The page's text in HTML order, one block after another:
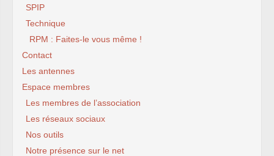
SPIP
Technique
RPM : Faites-le vous même !
Contact
Les antennes
Espace membres
Les membres de l’association
Les réseaux sociaux
Nos outils
Notre présence sur le net